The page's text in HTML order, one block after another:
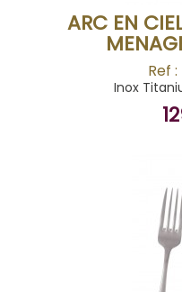
ARC EN
Ref
Inox